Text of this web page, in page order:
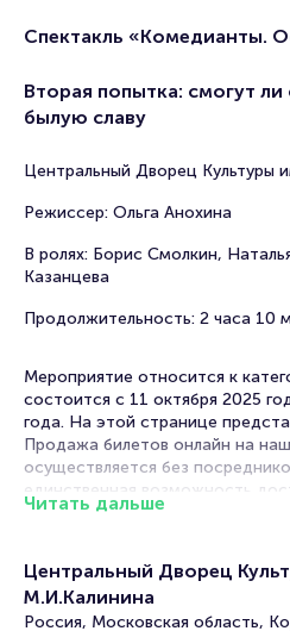
Спектакль «Комедианты.
Вторая попытка: смогут ли
былую славу
Центральный Дворец Культуры
Режиссер: Ольга Анохина
В ролях: Борис Смолкин,
Казанцева
Продолжительность: 2 часа 10
Мероприятие относится к
состоится с 11 октября 2025
года. На этой странице
Продажа билетов онлайн на
осуществляется без
единственная возможность
бизнеса»
Portalbilet – удобный и надежный
Читать дальше
Центральный Дворец
М.И.Калинина
Россия, Московская область,